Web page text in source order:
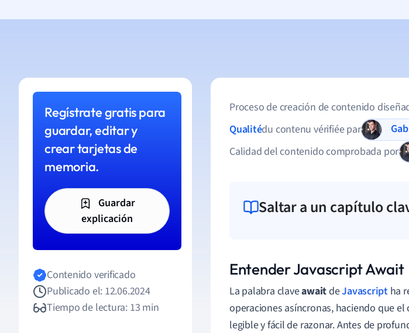
Regístrate gratis para
guardar, editar y
crear tarjetas de
memoria.
Guardar
explicación
Contenido verificado
Publicado el: 12.06.2024
Tiempo de lectura: 13 min
Proceso de creación de contenido
Qualitédu contenu vérifiée par
Calidad del contenido comprobada por
Saltar a un capítulo
Entender Javascript Await
La palabra claveawaitdeJavascriptha
operaciones asíncronas, haciendo que
legible y fácil de razonar. Antes de